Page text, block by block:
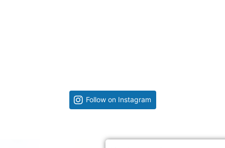
Follow on Instagram